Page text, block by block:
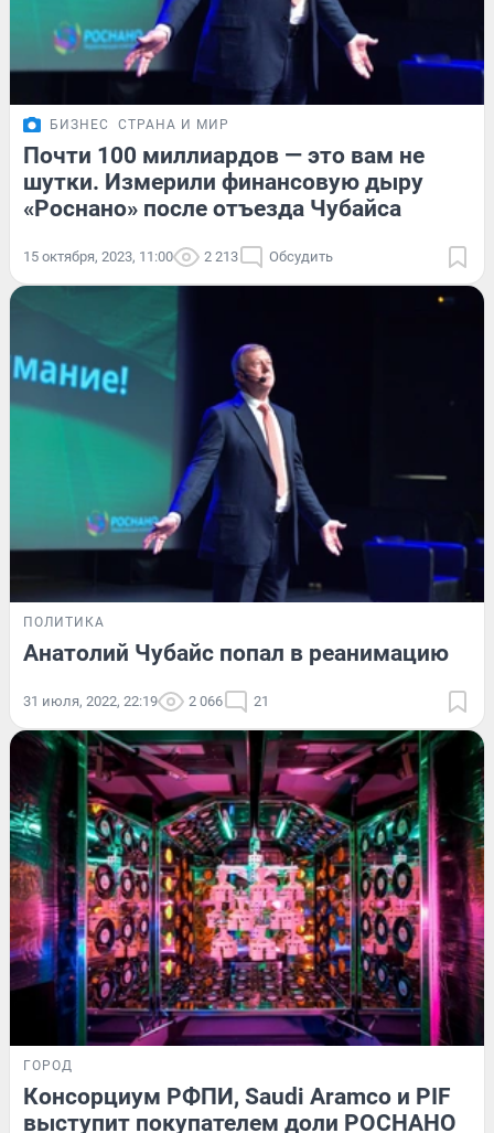
БИЗНЕС СТРАНА И МИР
Почти 100 миллиардов — это вам не
шутки. Измерили финансовую дыру
«Роснано» после отъезда Чубайса
15 октября, 2023, 11:00 2 213 Обсудить
ПОЛИТИКА
Анатолий Чубайс попал в реанимацию
31 июля, 2022, 22:19 2 066 21
ГОРОД
Консорциум РФПИ, Saudi Aramco и PIF
выступит покупателем доли РОСНАНО